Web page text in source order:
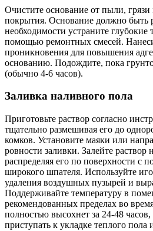
Очистите основание от пыли, грязи
покрытия. Основание должно
необходимости устраните
помощью ремонтных смесей.
проникновения для повышения
основанию. Подождите, пока
(обычно 4-6 часов).
Заливка наливного пола
Приготовьте раствор согласно
тщательно размешивая его до
комков. Установите маяки или
ровности заливки. Залейте
распределяя его по поверхности с
широкого шпателя. Используйте
удаления воздушных пузырей и
Поддерживайте температуру в
рекомендованных пределах во
полностью высохнет за 24-48
приступать к укладке теплого